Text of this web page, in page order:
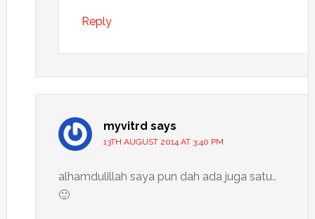
Reply
myvitrd says
13TH AUGUST 2014 AT 3:40 PM
alhamdulillah saya pun dah ada juga satu..
🙂